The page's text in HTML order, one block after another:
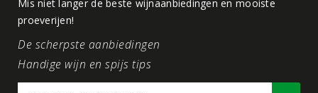
Mis niet langer de beste wijnaanbiedingen en mooiste
proeverijen!
De scherpste aanbiedingen
Handige wijn en spijs tips